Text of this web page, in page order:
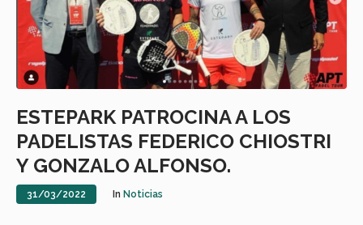
ESTEPARK PATROCINA A LOS
PADELISTAS FEDERICO CHIOSTRI
Y GONZALO ALFONSO.
31/03/2022 In Noticias